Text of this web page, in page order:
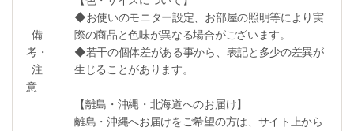
備
考・
注
意
◆お使いのモニター設定、お部屋の照明等により実
際の商品と色味が異なる場合がございます。
◆若干の個体差がある事から、表記と多少の差異が
生じることがあります。
【離島・沖縄・北海道へのお届け】
離島・沖縄へお届けをご希望の方は、サイト上から